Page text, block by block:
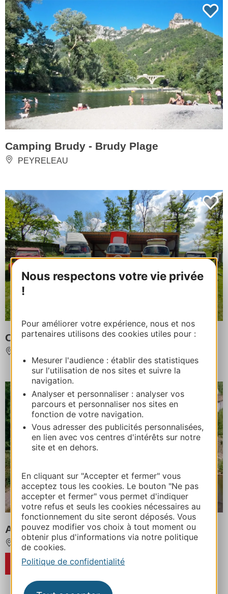
Nous respectons votre vie privée
!
Pour améliorer votre expérience, nous et nos
partenaires utilisons des cookies utiles pour :
Mesurer l'audience : établir des statistiques
sur l'utilisation de nos sites et suivre la
navigation.
Analyser et personnaliser : analyser vos
parcours et personnaliser nos sites en
fonction de votre navigation.
Vous adresser des publicités personnalisées,
en lien avec vos centres d'intérêts sur notre
site et en dehors.
En cliquant sur "Accepter et fermer" vous
acceptez tous les cookies. Le bouton "Ne pas
accepter et fermer" vous permet d'indiquer
votre refus et seuls les cookies nécessaires au
fonctionnement du site seront déposés. Vous
pouvez modifier vos choix à tout moment ou
obtenir plus d'informations via notre politique
de cookies.
Politique de confidentialité
Camping Brudy - Brudy Plage
PEYRELEAU
Occitanie Combi
Aire naturelle de Camping de La Planque
SAINT-IZAIRE
RÉSERVER